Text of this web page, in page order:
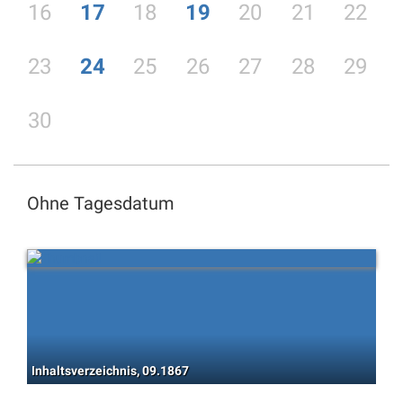
16 17 18 19 20 21 22
23 24 25 26 27 28 29
30
Ohne Tagesdatum
Inhaltsverzeichnis, 09.1867